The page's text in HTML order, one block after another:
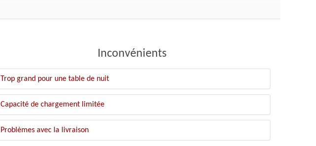
Inconvénients
Trop grand pour une table de nuit
Capacité de chargement limitée
Problèmes avec la livraison